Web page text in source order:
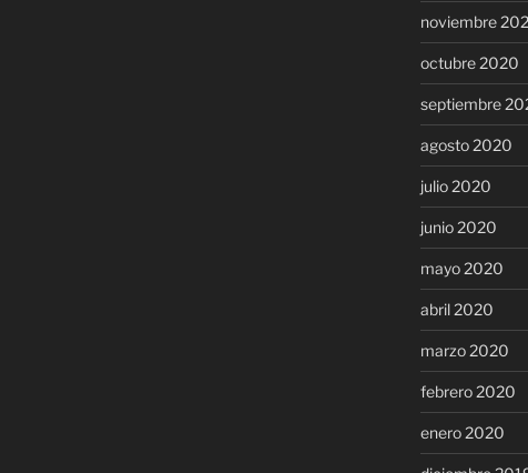
noviembre
octubre 2020
septiembre
agosto 2020
julio 2020
junio 2020
mayo 2020
abril 2020
marzo 2020
febrero 2020
enero 2020